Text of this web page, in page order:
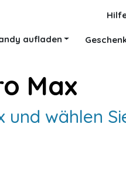
aufladen
Max
und wählen